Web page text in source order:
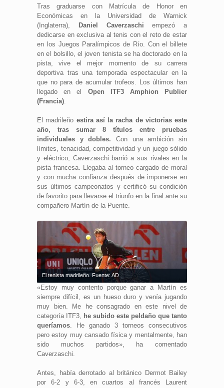
Tras graduarse con Matrícula de Honor en
Económicas en la Universidad de Warnick
(Inglaterra),
Daniel Caverzaschi empezó a
dedicarse en exclusiva al tenis con el reto de estar
en los Juegos Paralímpicos de Río. Con el billete
en el bolsillo, el joven tenista se ha doctorado en la
pista, vive el mejor momento de su carrera
deportiva tras una temporada espectacular en la
que no para de acumular trofeos. Los últimos han
llegado en el Open ITF3 Amphion Publier
(Francia).
El madrileño estira así la racha de victorias este
año, tras sumar 8 títulos entre pruebas
individuales y dobles. Con una ambición sin
límites, tenacidad, competitividad y un juego sólido
y eléctrico, Caverzaschi barrió a sus rivales en la
pista francesa. Llegaba al torneo cargado de moral
y con mucha confianza después de imponerse en
sus últimos campeonatos y certificó su condición
de favorito para llevarse el triunfo en la final ante su
compañero Martín de la Puente.
El tenista madrileño. Fuente: AD
«Estoy muy contento porque ganar a Martín es
siempre difícil, es un hueso duro y venía jugando
muy bien. Me he consagrado en este nivel de
categoría ITF3, he subido este peldaño que tanto
queríamos. He ganado 3 torneos consecutivos
pero estoy muy cansado física y mentalmente, han
sido muchos partidos», ha comentado
Caverzaschi.
Antes, había derrotado al británico Dermot Bailey
por 6-2 y 6-3, en cuartos al francés Laurent